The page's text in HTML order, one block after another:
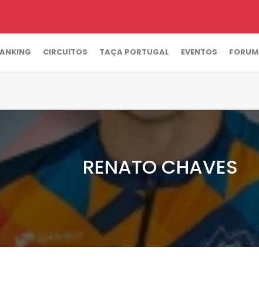
CIRCUITOS TAÇA PORTUGAL EVENTOS FORUM
RENATO CHAVES